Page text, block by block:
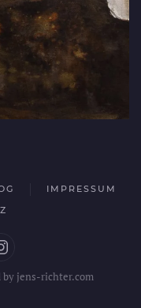
IMPRESSUM
by jens-richter.com